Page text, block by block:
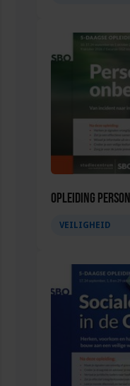
Opleiding
VEILIGHEID